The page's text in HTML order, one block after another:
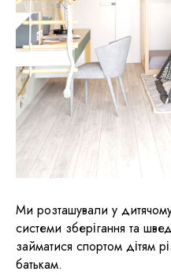
Ми розташували у
системи зберігання та
займатися спортом дітям
батькам.